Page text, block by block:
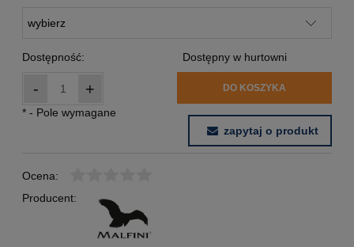
Dostępność: Dostępny w hurtowni
- + DO KOSZYKA
* - Pole wymagane
zapytaj o produkt
Ocena:
Producent: